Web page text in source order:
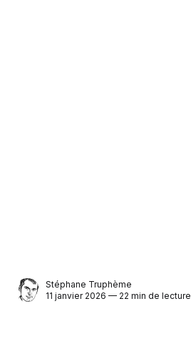
Stéphane Truphème
11 janvier 2026 — 22 min de lecture